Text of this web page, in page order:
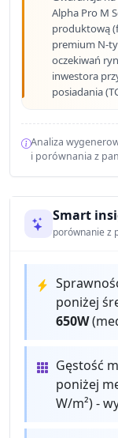
Alpha Pro M
produktową
premium N-
oczekiwań
inwestora
posiadania
Analiza
i porównania z
Smart
porównanie z
poniżej
650W
Gęstość
poniżej
W/m²) -